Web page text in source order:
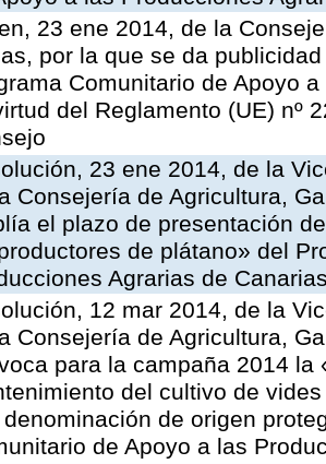
23 ene 2014, de la
por la que se da
Comunitario de Apoyo
del Reglamento (UE) nº
23 ene 2014, de la
Consejería de Agricultura,
el plazo de presentación
de plátano» del
Agrarias de
12 mar 2014, de la
Consejería de Agricultura,
para la campaña 2014 la
del cultivo de
de origen
de Apoyo a las